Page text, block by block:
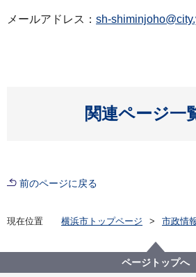
メールアドレス： sh-
関連ページ一
開く
前のページに戻る
現在位置 横浜市トップページ
市政情
横浜市情報公開・個人情報保護
ら第3086号までについて
ページトップへ